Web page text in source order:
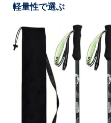
軽量性で選ぶ